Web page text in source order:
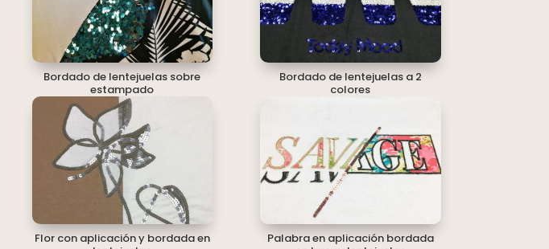
Bordado de lentejuelas sobre
estampado
Bordado de lentejuelas a 2
colores
Flor con aplicación y bordada en
Palabra en aplicación bordada